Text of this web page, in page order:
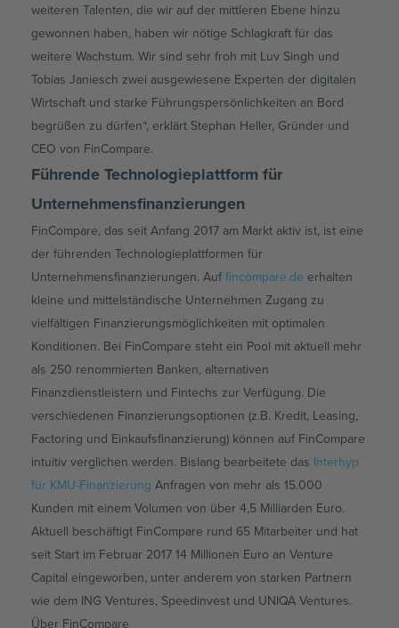
weiteren Talenten, die wir auf der mittleren Ebene hinzu
gewonnen haben, haben wir nötige Schlagkraft für das
weitere Wachstum. Wir sind sehr froh mit Luv Singh und
Tobias Janiesch zwei ausgewiesene Experten der digitalen
Wirtschaft und starke Führungspersönlichkeiten an Bord
begrüßen zu dürfen“, erklärt Stephan Heller, Gründer und
CEO von FinCompare.
Führende Technologieplattform für
Unternehmensfinanzierungen
FinCompare, das seit Anfang 2017 am Markt aktiv ist, ist eine
der führenden Technologieplattformen für
Unternehmensfinanzierungen. Auffincompare.de erhalten
kleine und mittelständische Unternehmen Zugang zu
vielfältigen Finanzierungsmöglichkeiten mit optimalen
Konditionen. Bei FinCompare steht ein Pool mit aktuell mehr
als 250 renommierten Banken, alternativen
Finanzdienstleistern und Fintechs zur Verfügung. Die
verschiedenen Finanzierungsoptionen (z.B. Kredit, Leasing,
Factoring und Einkaufsfinanzierung) können auf FinCompare
intuitiv verglichen werden. Bislang bearbeitete das Interhyp
für KMU-Finanzierung Anfragen von mehr als 15.000
Kunden mit einem Volumen von über 4,5 Milliarden Euro.
Aktuell beschäftigt FinCompare rund 65 Mitarbeiter und hat
seit Start im Februar 2017 14 Millionen Euro an Venture
Capital eingeworben, unter anderem von starken Partnern
wie dem ING Ventures, Speedinvest und UNIQA Ventures.
Über FinCompare